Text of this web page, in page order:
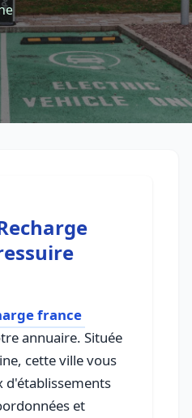
- Service proposé parViteUnDevis.com-Vous
france
annuaire. Située
cette ville vous
d'établissements
et